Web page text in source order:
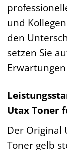
und
den
setzen Sie
Utax Toner
Der Original
Toner gelb